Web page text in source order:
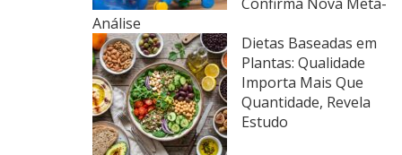
Análise
Dietas Baseadas em
Plantas: Qualidade
Importa Mais Que
Quantidade, Revela
Estudo